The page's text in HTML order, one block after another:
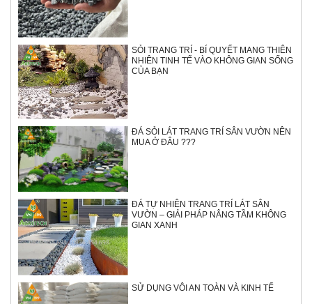
SỎI TRANG TRÍ - BÍ QUYẾT MANG THIÊN
NHIÊN TINH TẾ VÀO KHÔNG GIAN SỐNG
CỦA BẠN
ĐÁ SỎI LÁT TRANG TRÍ SÂN VƯỜN NÊN
MUA Ở ĐÂU ???
ĐÁ TỰ NHIÊN TRANG TRÍ LÁT SÂN
VƯỜN – GIẢI PHÁP NÂNG TẦM KHÔNG
GIAN XANH
SỬ DỤNG VÔI AN TOÀN VÀ KINH TẾ